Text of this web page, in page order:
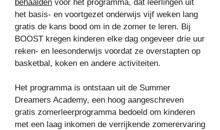
behaalden voor het programma, dat leerlingen uit
het basis- en voortgezet onderwijs vijf weken lang
gratis de kans bood om in de zomer te leren. Bij
BOOST kregen kinderen elke dag ongeveer drie uur
reken- en leesonderwijs voordat ze overstapten op
basketbal, koken en andere activiteiten.
Het programma is ontstaan ​​uit de Summer
Dreamers Academy, een hoog aangeschreven
gratis zomerleerprogramma bedoeld om kinderen
met een laag inkomen de verrijkende zomerervaring